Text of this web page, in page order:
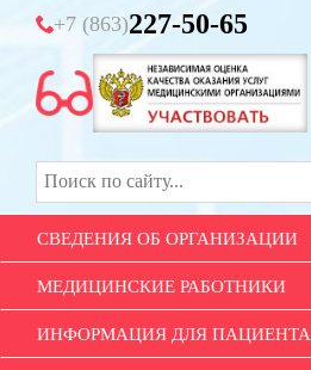
+7 (863)227-50-65
СВЕДЕНИЯ ОБ ОРГАНИЗАЦИИ
МЕДИЦИНСКИЕ РАБОТНИКИ
ИНФОРМАЦИЯ ДЛЯ ПАЦИЕНТА